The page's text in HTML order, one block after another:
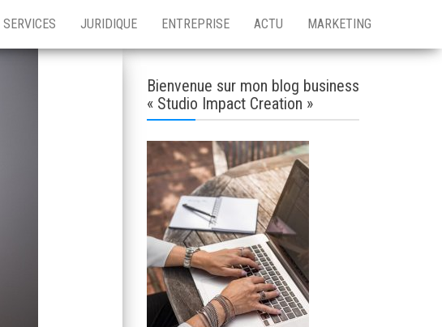
SERVICES JURIDIQUE ENTREPRISE ACTU MARKETING
Bienvenue sur mon blog business
« Studio Impact Creation »